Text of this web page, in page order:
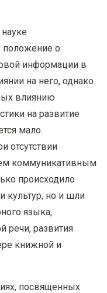
о
информации в
на него, однако
влиянию
на развитие
мало.
отсутствии
коммуникативным
происходило
культур, но и шли
языка,
речи, развития
книжной и
посвященных